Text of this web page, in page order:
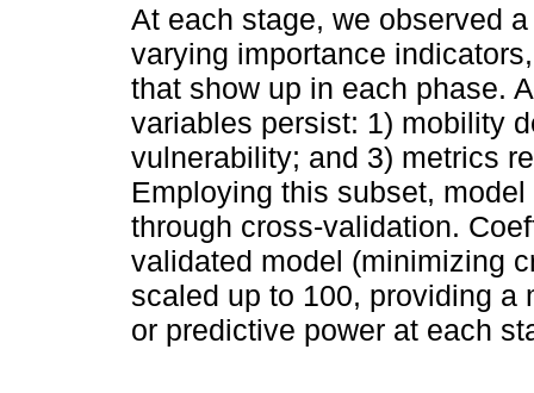
At each stage, we observed
varying importance
that show up in each phase.
variables persist: 1) mobility
vulnerability; and 3) metrics
Employing this subset,
through cross-validation.
validated model (minimizing
scaled up to 100, providing a
or predictive power at each